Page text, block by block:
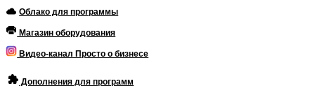
Облако для программы
Магазин оборудования
Видео-канал Просто о бизнесе
Дополнения для программ